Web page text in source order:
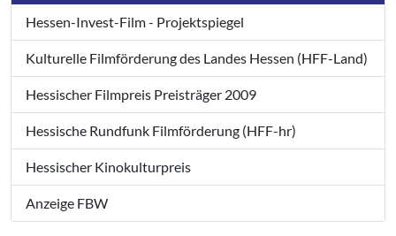
Hessen-Invest-Film - Projektspiegel
Kulturelle Filmförderung des Landes Hessen (HFF-Land)
Hessischer Filmpreis Preisträger 2009
Hessische Rundfunk Filmförderung (HFF-hr)
Hessischer Kinokulturpreis
Anzeige FBW